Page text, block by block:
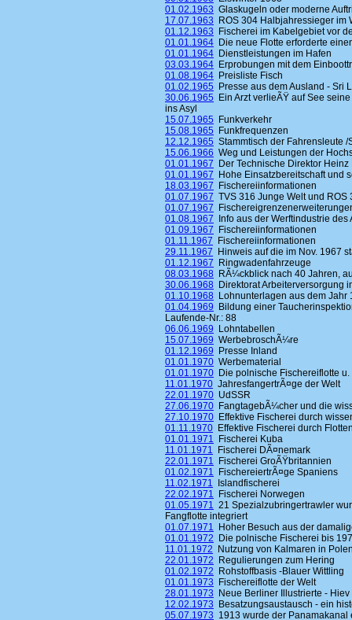
01.02.1963 Glaskugeln oder moderne
17.07.1963 ROS 304 Halbjahressieger im
01.12.1963 Fischerei im Kabelgebiet vor
01.01.1964 Die neue Flotte erforderte
01.01.1964 Dienstleistungen im Hafen
03.03.1964 Erprobungen mit dem
01.08.1964 Preisliste Fisch
01.02.1965 Presse aus dem Ausland - Sri
30.06.1965 Ein Arzt verlieÃŸ auf See
ins Asyl
15.07.1965 Funkverkehr
15.08.1965 Funkfrequenzen
12.12.1965 Stammtisch der Fahrensleute /
15.06.1966 Weg und Leistungen der
01.01.1967 Der Technische Direktor
01.01.1967 Hohe Einsatzbereitschaft und
18.03.1967 Fischereiinformationen
01.07.1967 TVS 316 Junge Welt und ROS
01.07.1967
01.08.1967 Info aus der Werftindustrie des
01.09.1967 Fischereiinformationen
01.11.1967 Fischereiinformationen
29.11.1967 Hinweis auf die im Nov. 1967
01.12.1967 Ringwadenfahrzeuge
08.03.1968 RÃ¼ckblick nach 40 Jahren,
30.06.1968 Direktorat Arbeiterversorgung
01.10.1968 Lohnunterlagen aus dem Jahr
01.04.1969 Bildung einer
Laufende-Nr.: 88
06.06.1969 Lohntabellen
15.07.1969 WerbebroschÃ¼re
01.12.1969 Presse Inland
01.01.1970 Werbematerial
01.01.1970 Die polnische Fischereiflotte
11.01.1970 JahresfangertrÃ¤ge der Welt
22.01.1970 UdSSR
27.06.1970 FangtagebÃ¼cher und die
27.10.1970 Effektive Fischerei durch
01.11.1970 Effektive Fischerei durch
01.01.1971 Fischerei Kuba
11.01.1971 Fischerei DÃ¤nemark
22.01.1971 Fischerei GroÃŸbritannien
01.02.1971 FischereiertrÃ¤ge Spaniens
11.02.1971 Islandfischerei
22.02.1971 Fischerei Norwegen
01.05.1971 21 Spezialzubringertrawler
Fangflotte integriert
01.07.1971 Hoher Besuch aus der
01.01.1972 Die polnische Fischerei bis
11.01.1972 Nutzung von Kalmaren in
22.01.1972 Regulierungen zum Hering
01.02.1972 Rohstoffbasis -Blauer Wittling
01.01.1973 Fischereiflotte der Welt
28.01.1973 Neue Berliner Illustrierte - Hiev
12.02.1973 Besatzungsaustausch - ein
05.07.1973 1913 wurde der Panamakanal